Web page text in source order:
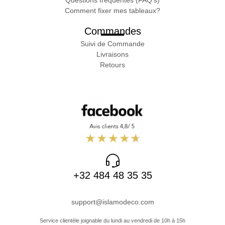
Comment fixer mes tableaux?
Commandes
Suivi de Commande
Livraisons
Retours
+32 484 48 35 35
support@islamodeco.com
Service clientèle joignable du lundi au vendredi de 10h à 15h